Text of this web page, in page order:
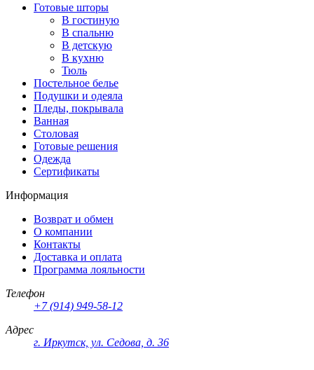
Готовые шторы
В гостиную
В спальню
В детскую
В кухню
Тюль
Постельное белье
Подушки и одеяла
Пледы, покрывала
Ванная
Столовая
Готовые решения
Одежда
Сертификаты
Информация
Возврат и обмен
О компании
Контакты
Доставка и оплата
Программа лояльности
Телефон
+7 (914) 949-58-12
Адрес
г. Иркутск, ул. Седова, д. 36